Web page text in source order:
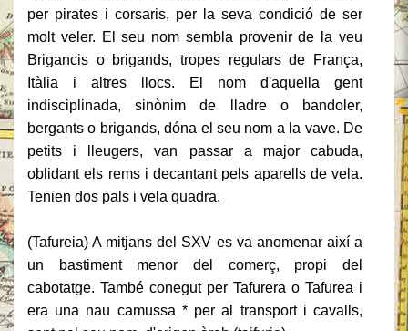
per pirates i corsaris, per la seva condició de ser
molt veler. El seu nom sembla provenir de la veu
Brigancis o brigands, tropes regulars de França,
Itàlia i altres llocs.
El nom d'aquella gent
indisciplinada, sinònim de lladre o bandoler,
bergants o brigands, dóna el seu nom a la vave. De
petits i lleugers, van passar a major cabuda,
oblidant els rems i decantant pels aparells de vela.
Tenien dos pals i vela quadra.
(Tafureia) A mitjans del SXV es va anomenar així a
un bastiment menor del comerç, propi del
cabotatge. També conegut per Tafurera o Tafurea i
era una nau camussa * per al transport i cavalls,